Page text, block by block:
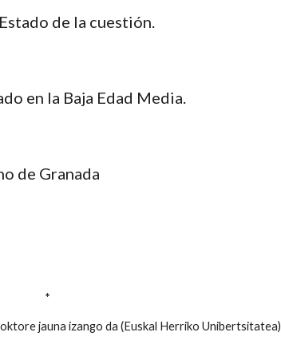
de la cuestión.
en la Baja Edad Media.
de Granada
*
jauna izango da (Euskal Herriko Unibertsitatea)